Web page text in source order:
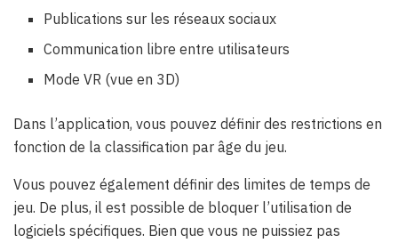
Publications sur les réseaux sociaux
Communication libre entre utilisateurs
Mode VR (vue en 3D)
Dans l’application, vous pouvez définir des restrictions en
fonction de la classification par âge du jeu.
Vous pouvez également définir des limites de temps de
jeu. De plus, il est possible de bloquer l’utilisation de
logiciels spécifiques. Bien que vous ne puissiez pas